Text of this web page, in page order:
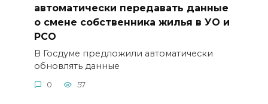
автоматически передавать данные
о смене собственника жилья в УО и
РСО
В Госдуме предложили автоматически
обновлять данные
0 57